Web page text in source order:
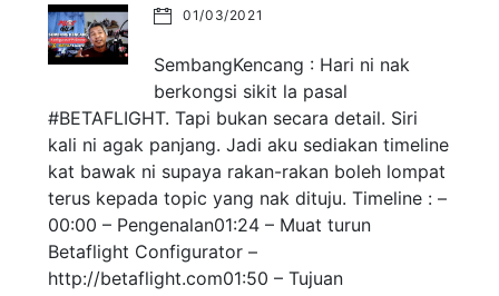
01/03/2021
SembangKencang : Hari ni nak
berkongsi sikit la pasal
#BETAFLIGHT. Tapi bukan secara detail. Siri
kali ni agak panjang. Jadi aku sediakan timeline
kat bawak ni supaya rakan-rakan boleh lompat
terus kepada topic yang nak dituju. Timeline : –
00:00 – Pengenalan01:24 – Muat turun
Betaflight Configurator –
http://betaflight.com01:50 – Tujuan